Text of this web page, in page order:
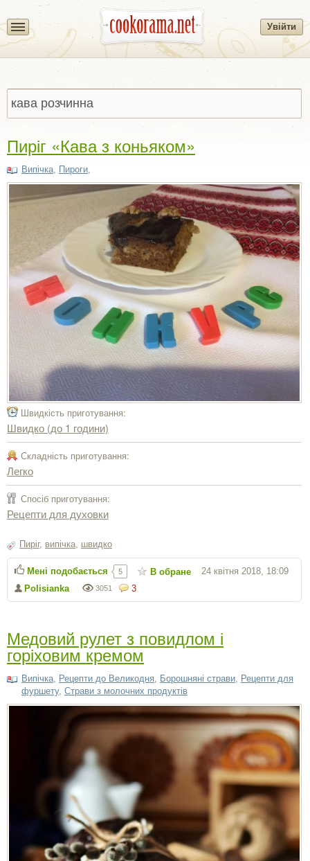
Увійти
Пиріг «Кава з коньяком»
Випічка, Пироги,
Швидкість приготування:
Швидко (до 1 години)
Складність приготування:
Легко
Спосіб приготування:
Рецепти для духовки
Пиріг, випічка, швидко
3
3051
Polisianka
24 квітня 2018, 18:09
Мені подобається 5 В обране
Медовий рулет з повидлом і
горіховим кремом
Випічка, Рецепти до Великодня, Борошняні страви, Рецепти для
фуршету, Страви з молочних продуктів